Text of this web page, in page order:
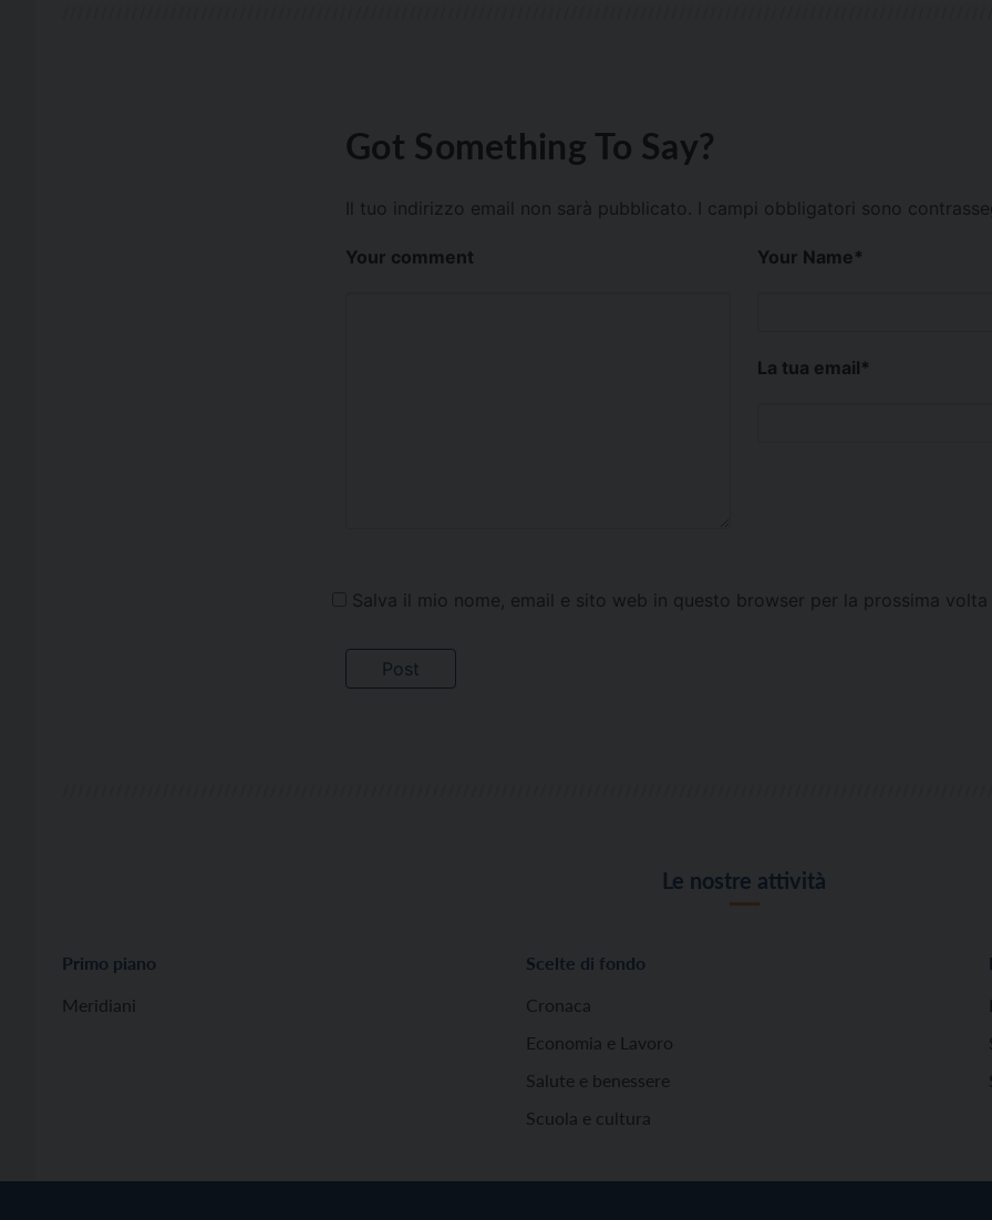
Got Something To Say?
Il tuo indirizzo email non sarà pubblicato. I campi obbligatori sono
Your comment Your Name*
La tua email*
Salva il mio nome, email e sito web in questo browser per la prossima
Le nostre attività
Primo piano
Meridiani
Scelte di fondo
Cronaca
Economia e Lavoro
Salute e benessere
Scuola e cultura